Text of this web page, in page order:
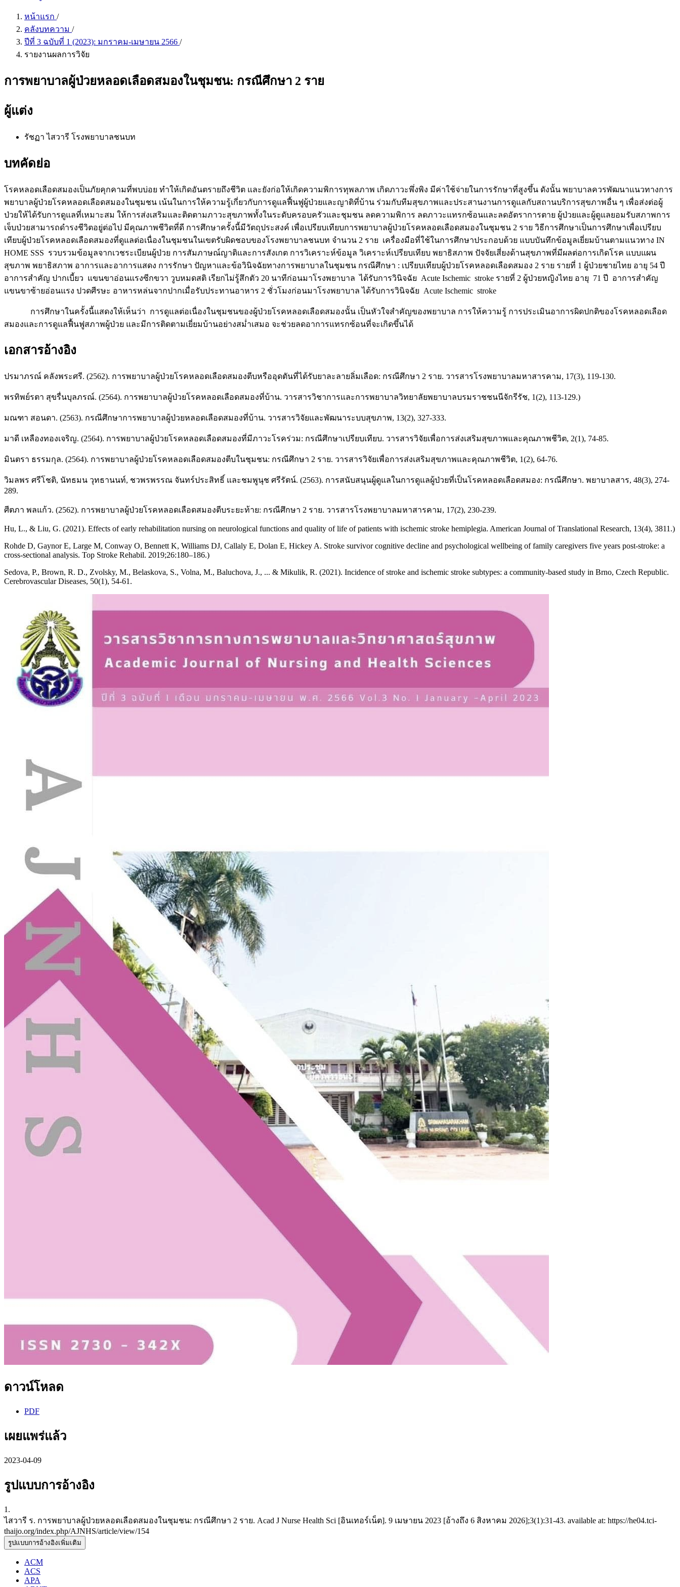
หน้าแรก /
คลังบทความ /
ปีที่ 3 ฉบับที่ 1 (2023): มกราคม-เมษายน 2566 /
รายงานผลการวิจัย
การพยาบาลผู้ป่วยหลอดเลือดสมองในชุมชน: กรณีศึกษา 2 ราย
ผู้แต่ง
รัชฏา ไสวารี โรงพยาบาลชนบท
บทคัดย่อ
โรคหลอดเลือดสมองเป็นภัยคุกคามที่พบบ่อย ทำให้เกิดอันตรายถึงชีวิต และยังก่อให้เกิดความพิการทุพลภาพ เกิดภาวะพึ่งพิง มีค่าใช้จ่ายในการรักษาที่สูงขึ้น ดังนั้น พยาบาลควรพัฒนาแนวทางการ
พยาบาลผู้ป่วยโรคหลอดเลือดสมองในชุมชน เน้นในการให้ความรู้เกี่ยวกับการดูแลฟื้นฟูผู้ป่วยและญาติที่บ้าน ร่วมกับทีมสุขภาพและประสานงานการดูแลกับสถานบริการสุขภาพอื่น ๆ เพื่อส่งต่อผู้
ป่วยให้ได้รับการดูแลที่เหมาะสม ให้การส่งเสริมและติดตามภาวะสุขภาพทั้งในระดับครอบครัวและชุมชน ลดความพิการ ลดภาวะแทรกซ้อนและลดอัตราการตาย ผู้ป่วยและผู้ดูแลยอมรับสภาพการ
เจ็บป่วยสามารถดำรงชีวิตอยู่ต่อไป มีคุณภาพชีวิตที่ดี การศึกษาครั้งนี้มีวัตถุประสงค์ เพื่อเปรียบเทียบการพยาบาลผู้ป่วยโรคหลอดเลือดสมองในชุมชน 2 ราย วิธีการศึกษาเป็นการศึกษาเพื่อเปรียบ
เทียบผู้ป่วยโรคหลอดเลือดสมองที่ดูแลต่อเนื่องในชุมชนในเขตรับผิดชอบของโรงพยาบาลชนบท จำนวน 2 ราย เครื่องมือที่ใช้ในการศึกษาประกอบด้วย แบบบันทึกข้อมูลเยี่ยมบ้านตามแนวทาง IN
HOME SSS รวบรวมข้อมูลจากเวชระเบียนผู้ป่วย การสัมภาษณ์ญาติและการสังเกต การวิเคราะห์ข้อมูล วิเคราะห์เปรียบเทียบ พยาธิสภาพ ปัจจัยเสี่ยงด้านสุขภาพที่มีผลต่อการเกิดโรค แบบแผน
สุขภาพ พยาธิสภาพ อาการและอาการแสดง การรักษา ปัญหาและข้อวินิจฉัยทางการพยาบาลในชุมชน กรณีศึกษา : เปรียบเทียบผู้ป่วยโรคหลอดเลือดสมอง 2 ราย รายที่ 1 ผู้ป่วยชายไทย อายุ 54 ปี
อาการสำคัญ ปากเบี้ยว แขนขาอ่อนแรงซีกขวา วูบหมดสติ เรียกไม่รู้สึกตัว 20 นาทีก่อนมาโรงพยาบาล ได้รับการวินิจฉัย Acute Ischemic stroke รายที่ 2 ผู้ป่วยหญิงไทย อายุ 71 ปี อาการสำคัญ
แขนขาซ้ายอ่อนแรง ปวดศีรษะ อาหารหล่นจากปากเมื่อรับประทานอาหาร 2 ชั่วโมงก่อนมาโรงพยาบาล ได้รับการวินิจฉัย Acute Ischemic stroke
การศึกษาในครั้งนี้แสดงให้เห็นว่า การดูแลต่อเนื่องในชุมชนของผู้ป่วยโรคหลอดเลือดสมองนั้น เป็นหัวใจสำคัญของพยาบาล การให้ความรู้ การประเมินอาการผิดปกติของโรคหลอดเลือด
สมองและการดูแลฟื้นฟูสภาพผู้ป่วย และมีการติดตามเยี่ยมบ้านอย่างสม่ำเสมอ จะช่วยลดอาการแทรกซ้อนที่จะเกิดขึ้นได้
เอกสารอ้างอิง
ปรมาภรณ์ คลังพระศรี. (2562). การพยาบาลผู้ป่วยโรคหลอดเลือดสมองตีบหรืออุดตันที่ได้รับยาละลายลิ่มเลือด: กรณีศึกษา 2 ราย. วารสารโรงพยาบาลมหาสารคาม, 17(3), 119-130.
พรทิพย์รตา สุขรื่นบุลภรณ์. (2564). การพยาบาลผู้ป่วยโรคหลอดเลือดสมองที่บ้าน. วารสารวิชาการและการพยาบาลวิทยาลัยพยาบาลบรมราชชนนีจักรีรัช, 1(2), 113-129.)
มณฑา สอนดา. (2563). กรณีศึกษาการพยาบาลผู้ป่วยหลอดเลือดสมองที่บ้าน. วารสารวิจัยและพัฒนาระบบสุขภาพ, 13(2), 327-333.
มาดี เหลืองทองเจริญ. (2564). การพยาบาลผู้ป่วยโรคหลอดเลือดสมองที่มีภาวะโรคร่วม: กรณีศึกษาเปรียบเทียบ. วารสารวิจัยเพื่อการส่งเสริมสุขภาพและคุณภาพชีวิต, 2(1), 74-85.
มินตรา ธรรมกุล. (2564). การพยาบาลผู้ป่วยโรคหลอดเลือดสมองตีบในชุมชน: กรณีศึกษา 2 ราย. วารสารวิจัยเพื่อการส่งเสริมสุขภาพและคุณภาพชีวิต, 1(2), 64-76.
วิมลพร ศรีโชติ, นัทธมน วุทธานนท์, ชวพรพรรณ จันทร์ประสิทธิ์ และชมพูนุช ศรีรัตน์. (2563). การสนับสนุนผู้ดูแลในการดูแลผู้ป่วยที่เป็นโรคหลอดเลือดสมอง: กรณีศึกษา. พยาบาลสาร, 48(3), 274-
289.
ศีตภา พลแก้ว. (2562). การพยาบาลผู้ป่วยโรคหลอดเลือดสมองตีบระยะท้าย: กรณีศึกษา 2 ราย. วารสารโรงพยาบาลมหาสารคาม, 17(2), 230-239.
Hu, L., & Liu, G. (2021). Effects of early rehabilitation nursing on neurological functions and quality of life of patients with ischemic stroke hemiplegia. American Journal of Translational Research, 13(4), 3811.)
Rohde D, Gaynor E, Large M, Conway O, Bennett K, Williams DJ, Callaly E, Dolan E, Hickey A. Stroke survivor cognitive decline and psychological wellbeing of family caregivers five years post-stroke: a
cross-sectional analysis. Top Stroke Rehabil. 2019;26:180–186.)
Sedova, P., Brown, R. D., Zvolsky, M., Belaskova, S., Volna, M., Baluchova, J., ... & Mikulik, R. (2021). Incidence of stroke and ischemic stroke subtypes: a community-based study in Brno, Czech Republic.
Cerebrovascular Diseases, 50(1), 54-61.
ดาวน์โหลด
PDF
เผยแพร่แล้ว
2023-04-09
รูปแบบการอ้างอิง
1.
ไสวารี ร. การพยาบาลผู้ป่วยหลอดเลือดสมองในชุมชน: กรณีศึกษา 2 ราย. Acad J Nurse Health Sci [อินเทอร์เน็ต]. 9 เมษายน 2023 [อ้างถึง 6 สิงหาคม 2026];3(1):31-43. available at: https://he04.tci-
thaijo.org/index.php/AJNHS/article/view/154
รูปแบบการอ้างอิงเพิ่มเติม
ACM
ACS
APA